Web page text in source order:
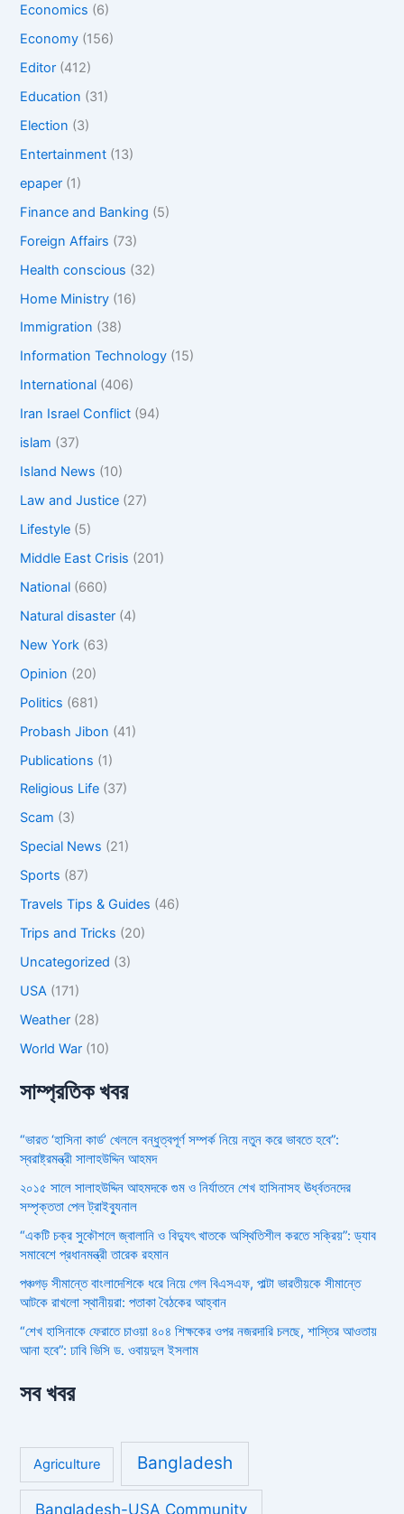
Economics (6)
Economy (156)
Editor (412)
Education (31)
Election (3)
Entertainment (13)
epaper (1)
Finance and Banking (5)
Foreign Affairs (73)
Health conscious (32)
Home Ministry (16)
Immigration (38)
Information Technology (15)
International (406)
Iran Israel Conflict (94)
islam (37)
Island News (10)
Law and Justice (27)
Lifestyle (5)
Middle East Crisis (201)
National (660)
Natural disaster (4)
New York (63)
Opinion (20)
Politics (681)
Probash Jibon (41)
Publications (1)
Religious Life (37)
Scam (3)
Special News (21)
Sports (87)
Travels Tips & Guides (46)
Trips and Tricks (20)
Uncategorized (3)
USA (171)
Weather (28)
World War (10)
সাম্প্রতিক খবর
“ভারত ‘হাসিনা কার্ড’ খেললে বন্ধুত্বপূর্ণ সম্পর্ক নিয়ে নতুন করে ভাবতে হবে”:
স্বরাষ্ট্রমন্ত্রী সালাহউদ্দিন আহমদ
২০১৫ সালে সালাহউদ্দিন আহমদকে গুম ও নির্যাতনে শেখ হাসিনাসহ ঊর্ধ্বতনদের
সম্পৃক্ততা পেল ট্রাইব্যুনাল
“একটি চক্র সুকৌশলে জ্বালানি ও বিদ্যুৎ খাতকে অস্থিতিশীল করতে সক্রিয়”: ড্যাব
সমাবেশে প্রধানমন্ত্রী তারেক রহমান
পঞ্চগড় সীমান্তে বাংলাদেশিকে ধরে নিয়ে গেল বিএসএফ, পাল্টা ভারতীয়কে সীমান্তে
আটকে রাখলো স্থানীয়রা: পতাকা বৈঠকের আহ্বান
“শেখ হাসিনাকে ফেরাতে চাওয়া ৪০৪ শিক্ষকের ওপর নজরদারি চলছে, শাস্তির আওতায়
আনা হবে”: ঢাবি ভিসি ড. ওবায়দুল ইসলাম
সব খবর
Agriculture Bangladesh
Bangladesh-USA Community